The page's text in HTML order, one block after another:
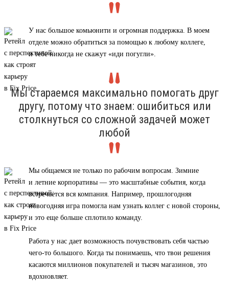
У нас большое комьюнити и огромная поддержка. В моем
отделе можно обратиться за помощью к любому коллеге,
и тебе никогда не скажут «иди погугли».
Мы стараемся максимально помогать друг
другу, потому что знаем: ошибиться или
столкнуться со сложной задачей может
любой
Мы общаемся не только по рабочим вопросам. Зимние
и летние корпоративы — это масштабные события, когда
встречается вся компания. Например, прошлогодняя
новогодняя игра помогла нам узнать коллег с новой стороны,
и это еще больше сплотило команду.
Работа у нас дает возможность почувствовать себя частью
чего-то большого. Когда ты понимаешь, что твои решения
касаются миллионов покупателей и тысяч магазинов, это
вдохновляет.